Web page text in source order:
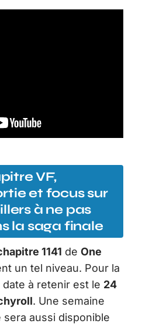
VF,
et focus sur
à ne pas
la saga finale
1141 de One
un tel niveau. Pour la
à retenir est le 24
. Une semaine
aussi disponible